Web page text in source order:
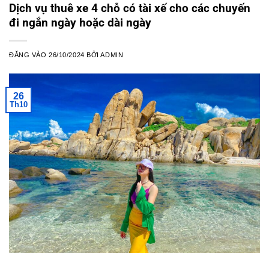
Dịch vụ thuê xe 4 chỗ có tài xế cho các chuyến
đi ngắn ngày hoặc dài ngày
ĐĂNG VÀO26/10/2024 BỞIADMIN
26
Th10